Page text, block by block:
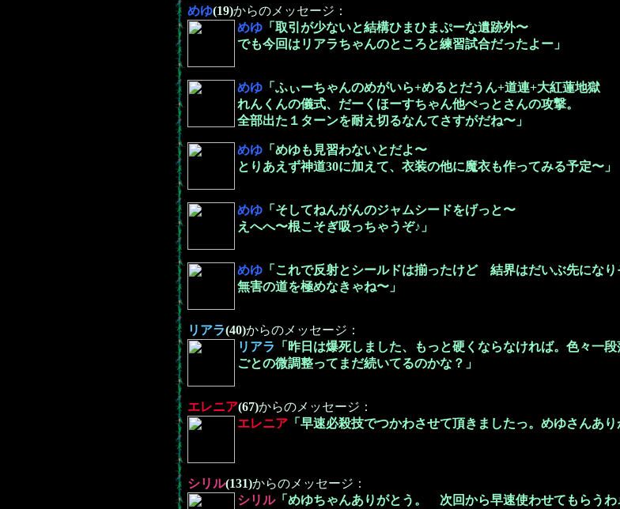
めゆ(19)からのメッセージ：
めゆ 「取引が少ないと結構ひまひまぷーな遺跡外〜
でも今回はリアラちゃんのところと練習試合だったよー」
めゆ 「ふぃーちゃんのめがいら+めるとだうん+道連+大紅蓮地獄
れんくんの儀式、だーくほーすちゃん他ぺっとさんの攻撃。
全部出た１ターンを耐え切るなんてさすがだね〜」
めゆ 「めゆも見習わないとだよ〜
とりあえず神道30に加えて、衣装の他に魔衣も作ってみる予定〜」
めゆ 「そしてねんがんのジャムシードをげっと〜
えへへ〜根こそぎ吸っちゃうぞ♪」
めゆ 「これで反射とシールドは揃ったけど 結界はだいぶ先になり
無害の道を極めなきゃね〜」
リアラ(40)からのメッセージ：
リアラ
「昨日は爆死しました、もっと硬くならなければ。色々一
ごとの微調整ってまだ続いてるのかな？」
エレニア(67)からのメッセージ：
エレニア 「早速必殺技でつかわさせて頂きましたっ。めゆさんあり
シリル(131)からのメッセージ：
シリル「めゆちゃんありがとう。 次回から早速使わせてもらうわ♪